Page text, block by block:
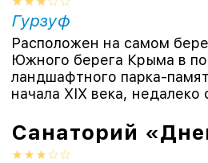
Гурзуф
Расположен на самом
Южного берега Крыма в
ландшафтного парка-
начала XIX века,
Санаторий